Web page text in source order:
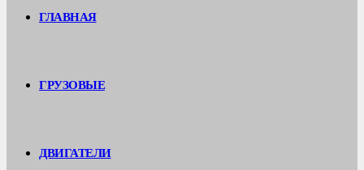
ГЛАВНАЯ
ГРУЗОВЫЕ
ДВИГАТЕЛИ